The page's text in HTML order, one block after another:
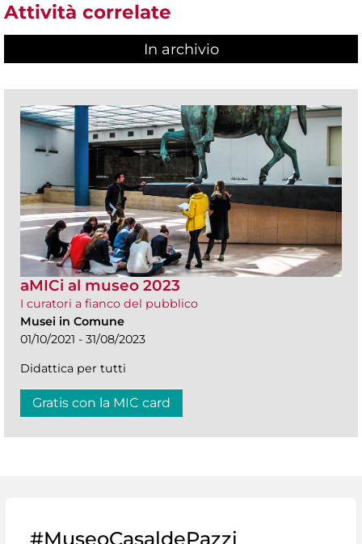
Attività correlate
In archivio
aMICi al museo 2023
I curatori a fianco del pubblico
Musei in Comune
01/10/2021 - 31/08/2023
Didattica per tutti
Gratis con la MIC card
#MuseoCasaldePazzi